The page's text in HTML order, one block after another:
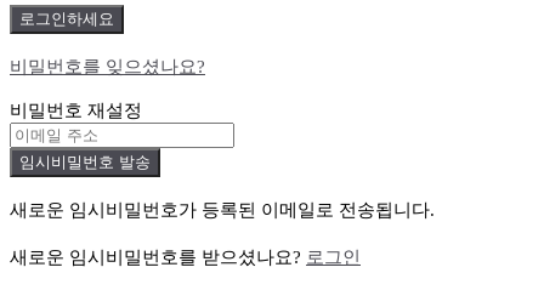
비밀번호를 잊으셨나요?
비밀번호 재설정
새로운 임시비밀번호가 등록된 이메일로 전송됩니다.
새로운 임시비밀번호를 받으셨나요? 로그인